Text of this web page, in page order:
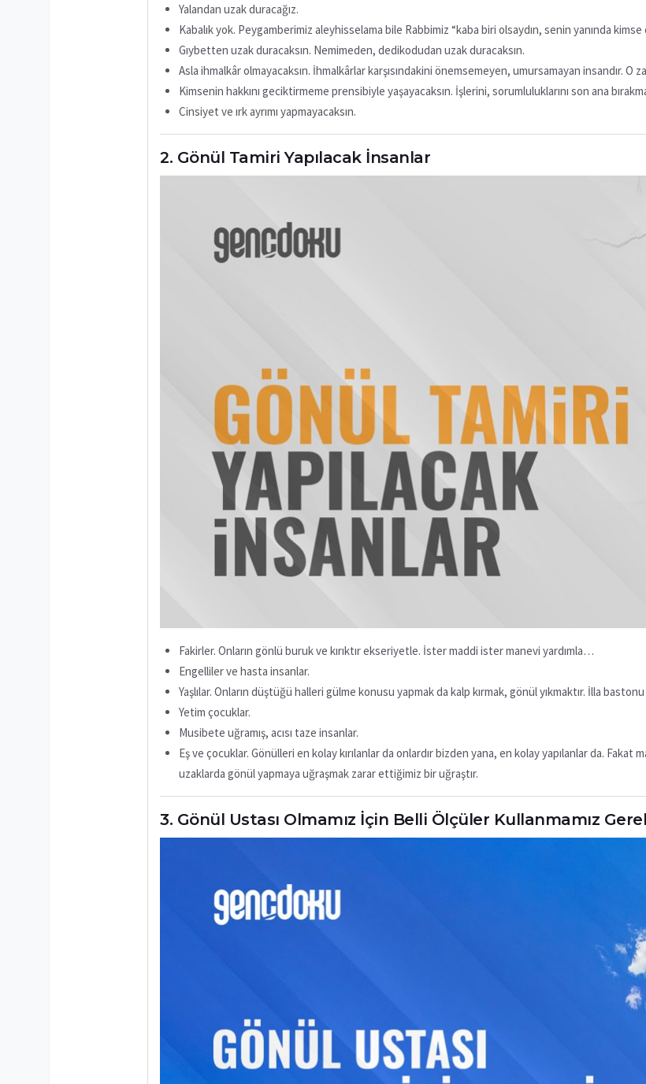
Yalandan uzak duracağız.
Kabalık yok. Peygamberimiz aleyhisselama bile Rabbimiz “kaba biri olsaydın, senin yanında kimse
Gıybetten uzak duracaksın. Nemimeden, dedikodudan uzak duracaksın.
Asla ihmalkâr olmayacaksın. İhmalkârlar karşısındakini önemsemeyen, umursamayan insandır. O
Kimsenin hakkını geciktirmeme prensibiyle yaşayacaksın. İşlerini, sorumluluklarını son ana
Cinsiyet ve ırk ayrımı yapmayacaksın.
Gönül Tamiri Yapılacak İnsanlar
Fakirler. Onların gönlü buruk ve kırıktır ekseriyetle. İster maddi ister manevi yardımla…
Engelliler ve hasta insanlar.
Yaşlılar. Onların düştüğü halleri gülme konusu yapmak da kalp kırmak, gönül yıkmaktır. İlla
Yetim çocuklar.
Musibete uğramış, acısı taze insanlar.
Eş ve çocuklar. Gönülleri en kolay kırılanlar da onlardır bizden yana, en kolay yapılanlar da. Fakat
uzaklarda gönül yapmaya uğraşmak zarar ettiğimiz bir uğraştır.
Gönül Ustası Olmamız İçin Belli Ölçüler Kullanmamız